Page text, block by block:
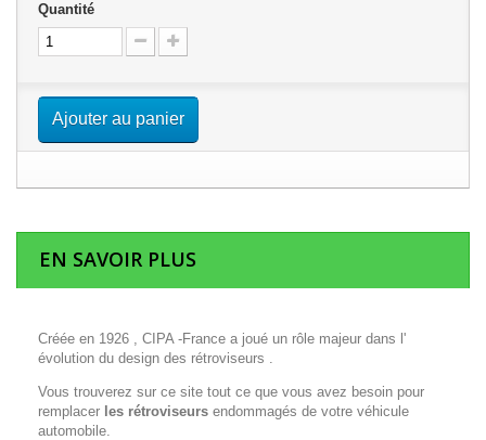
Quantité
Ajouter au panier
EN SAVOIR PLUS
Créée en 1926 , CIPA -France a joué un rôle majeur dans l'
évolution du design des rétroviseurs .
Vous trouverez sur ce site tout ce que vous avez besoin pour
remplacer les rétroviseurs endommagés de votre véhicule
automobile.